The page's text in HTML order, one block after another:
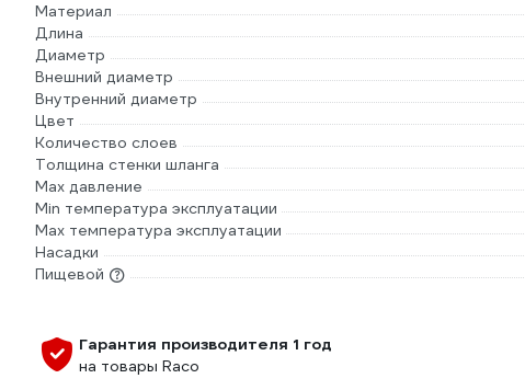
Материал
Длина
Диаметр
Внешний диаметр
Внутренний диаметр
Цвет
Количество слоев
Толщина стенки шланга
Max давление
Min температура эксплуатации
Мах температура эксплуатации
Насадки
Пищевой
Гарантия производителя 1 год
на товары Raco